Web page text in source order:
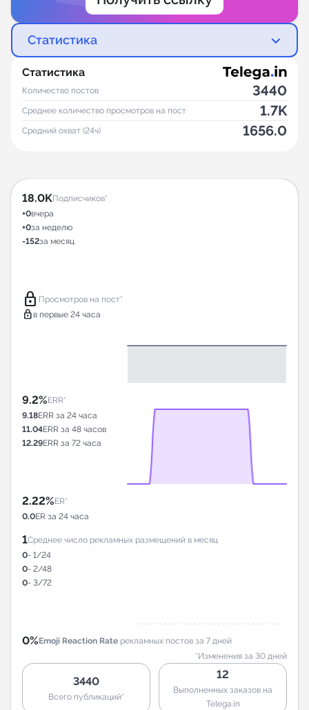
Статистика
Статистика
Количество постов 3440
Среднее количество просмотров на пост 1.7K
Средний охват (24ч) 1656.0
18.0KПодписчиков*
+0вчера
+0за неделю
-152за месяц
lock Просмотров на пост*
lock в первые 24 часа
9.2%ERR*
9.18ERR за 24 часа
11.04ERR за 48 часов
12.29ERR за 72 часа
2.22%ER*
0.0ER за 24 часа
1Среднее число рекламных размещений в месяц
0- 1/24
0- 2/48
0- 3/72
0%Emoji Reaction Rate рекламных постов за 7 дней
*Изменения за 30 дней
3440
Всего публикаций*
12
Выполненных заказов на
Telega.in